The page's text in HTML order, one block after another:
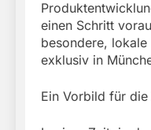
einen Schritt
besondere,
exklusiv in
Ein Vorbild für